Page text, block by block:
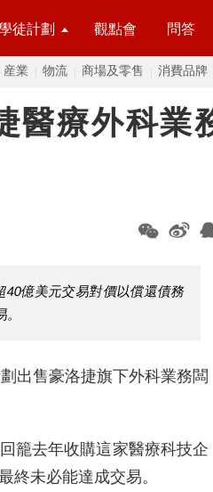
徒計劃 觀點會 問答
産業 物流 商場及零售 消費品牌
醫療外科業
億美元交易對價以償還債務
出售豪洛捷旗下外科業務闆
籠去年收購這家醫療科技企
終未必能達成交易。